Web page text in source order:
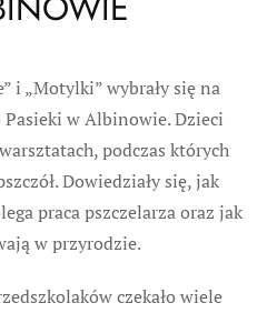
i „Motylki” wybrały się na
Pasieki w Albinowie. Dzieci
podczas których
Dowiedziały się, jak
praca pszczelarza oraz jak
w przyrodzie.
czekało wiele